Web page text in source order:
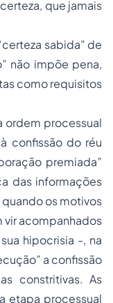
que jamais
sabida” de
não impõe pena,
como requisitos
ordem processual
confissão do réu
premiada”
das informações
os motivos
vir acompanhados
hipocrisia -, na
a confissão
constritivas. As
etapa processual